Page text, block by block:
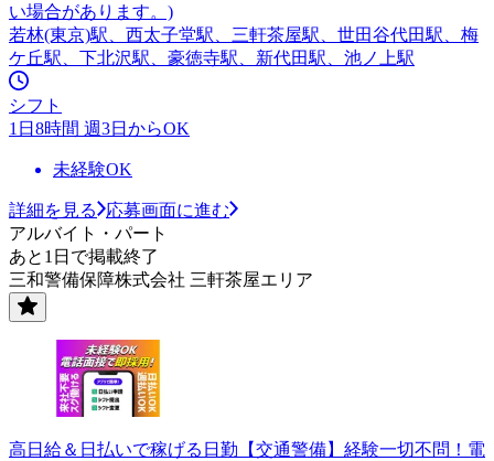
い場合があります。)
若林(東京)駅、西太子堂駅、三軒茶屋駅、世田谷代田駅、梅
ケ丘駅、下北沢駅、豪徳寺駅、新代田駅、池ノ上駅
シフト
1日8時間 週3日からOK
未経験OK
詳細を見る
応募画面に進む
アルバイト・パート
あと1日で掲載終了
三和警備保障株式会社 三軒茶屋エリア
高日給＆日払いで稼げる日勤【交通警備】経験一切不問！電